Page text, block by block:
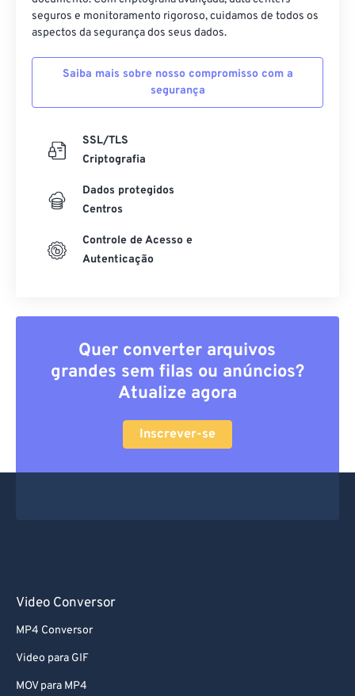
seguros e monitoramento rigoroso, cuidamos de todos os
aspectos da segurança dos seus dados.
Saiba mais sobre nosso compromisso com a
segurança
SSL/TLS
Criptografia
Dados protegidos
Centros
Controle de Acesso e
Autenticação
Quer converter arquivos
grandes sem filas ou anúncios?
Atualize agora
Inscrever-se
Video Conversor
MP4 Conversor
Video para GIF
MOV para MP4